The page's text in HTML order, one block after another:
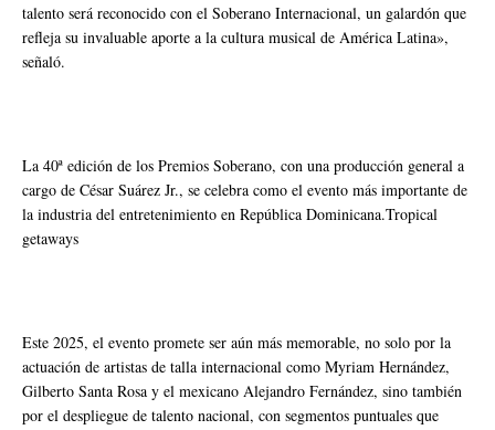
talento será reconocido con el Soberano Internacional, un galardón que
refleja su invaluable aporte a la cultura musical de América Latina»,
señaló.
La 40ª edición de los Premios Soberano, con una producción general a
cargo de César Suárez Jr., se celebra como el evento más importante de
la industria del entretenimiento en República Dominicana.Tropical
getaways
Este 2025, el evento promete ser aún más memorable, no solo por la
actuación de artistas de talla internacional como Myriam Hernández,
Gilberto Santa Rosa y el mexicano Alejandro Fernández, sino también
por el despliegue de talento nacional, con segmentos puntuales que